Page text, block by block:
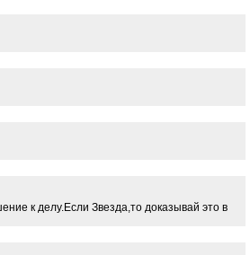
к делу.Если Звезда,то доказывай это в